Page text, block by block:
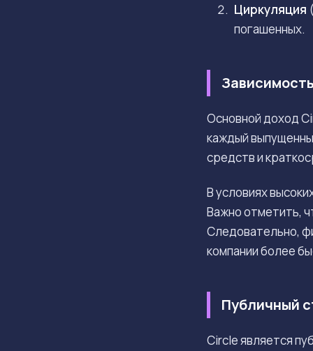
Циркуляция
погашенных.
Основной доход
каждый
средств и
В условиях
Важно отметить,
Следовательно,
компании более
Публичный
Circle является